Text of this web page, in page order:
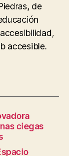
de
accesible.
ciegas